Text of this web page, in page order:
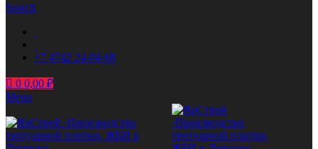
Search
+7 4742 24-04-68
0 0,00 ₽
Menu